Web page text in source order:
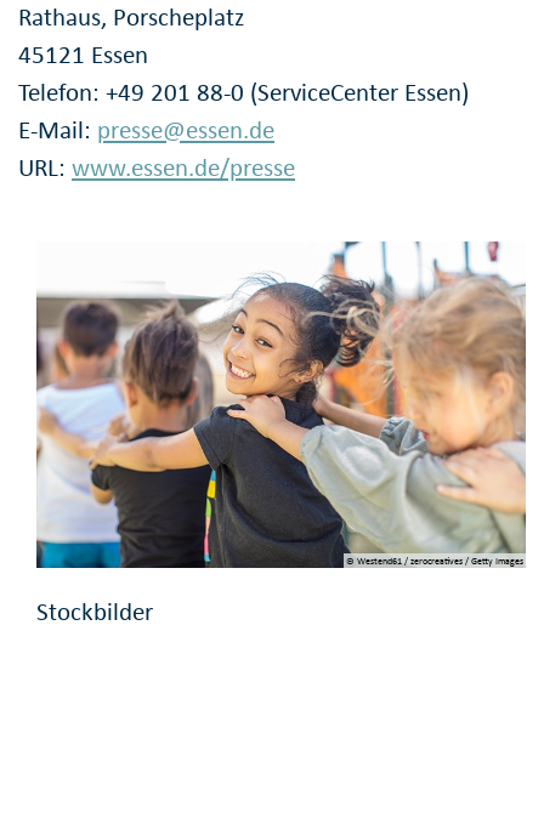
Rathaus, Porscheplatz
45121 Essen
Telefon: +49 201 88-0 (ServiceCenter Essen)
E-Mail: presse@essen.de
URL: www.essen.de/presse
© Westend61 / zerocreatives / Getty Images
Stockbilder